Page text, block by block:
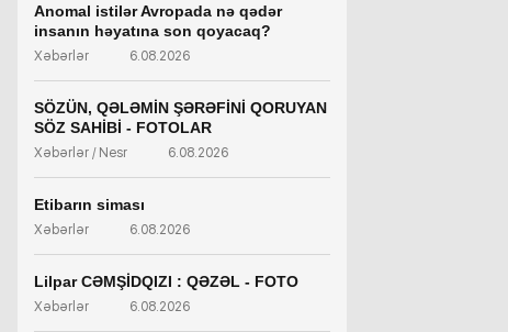
Anomal istilər Avropada nə qədər
insanın həyatına son qoyacaq?
Xəbərlər 6.08.2026
SÖZÜN, QƏLƏMİN ŞƏRƏFİNİ QORUYAN
SÖZ SAHİBİ - FOTOLAR
Xəbərlər / Nesr 6.08.2026
Etibarın siması
Xəbərlər 6.08.2026
Lilpar CƏMŞİDQIZI : QƏZƏL - FOTO
Xəbərlər 6.08.2026